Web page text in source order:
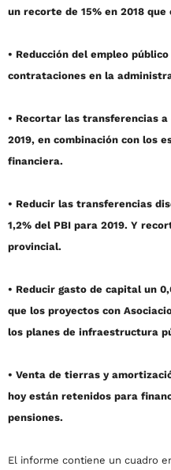
un recorte de 15% en 2018 que
• Reducción del empleo
contrataciones en la
• Recortar las transferencias
2019, en combinación con los
financiera.
• Reducir las transferencias
1,2% del PBI para 2019. Y
provincial.
• Reducir gasto de capital un
que los proyectos con
los planes de infraestructura
• Venta de tierras y
hoy están retenidos para
pensiones.
El informe contiene un cuadro